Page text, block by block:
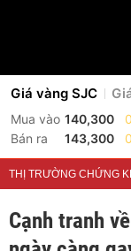
Giá vàng SJC
Mua vào 140,300
Bán ra
143,300
THỊ TRƯỜNG CHỨNG
Cạnh tranh